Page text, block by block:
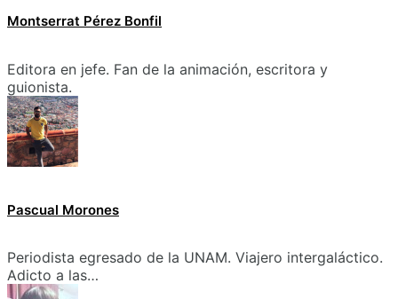
Montserrat Pérez Bonfil
Editora en jefe. Fan de la animación, escritora y
guionista.
Pascual Morones
Periodista egresado de la UNAM. Viajero intergaláctico.
Adicto a las…